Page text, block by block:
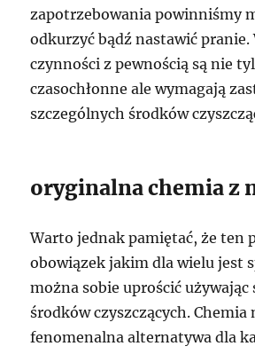
zapotrzebowania powinniśmy
odkurzyć bądź nastawić pranie.
czynności z pewnością są nie
czasochłonne ale wymagają
szczególnych środków
oryginalna chemia z
Warto jednak pamiętać, że ten
obowiązek jakim dla wielu jest
można sobie uprościć używając
środków czyszczących. Chemia
fenomenalna alternatywa dla